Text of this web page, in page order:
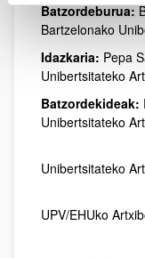
Batzordeburua:
Bartzelonako
Idazkaria: Pepa
Unibertsitateko
Batzordekideak:
Unibertsitateko
Irene
Unibertsitateko
Miguel
UPV/EHUko